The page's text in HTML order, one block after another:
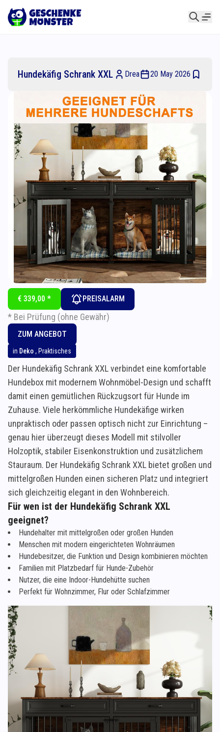
Hundekäfig Schrank XXL Drea 20 May 2026
€ 339,00 * PREISALARM
* Bei Prüfung (ohne Gewähr)
ZUM ANGEBOT
in Deko , Praktisches
Der Hundekäfig Schrank XXL verbindet eine komfortable
Hundebox mit modernem Wohnmöbel-Design und schafft
damit einen gemütlichen Rückzugsort für Hunde im
Zuhause. Viele herkömmliche Hundekäfige wirken
unpraktisch oder passen optisch nicht zur Einrichtung –
genau hier überzeugt dieses Modell mit stilvoller
Holzoptik, stabiler Eisenkonstruktion und zusätzlichem
Stauraum. Der Hundekäfig Schrank XXL bietet großen und
mittelgroßen Hunden einen sicheren Platz und integriert
sich gleichzeitig elegant in den Wohnbereich.
Für wen ist der Hundekäfig Schrank XXL
geeignet?
Hundehalter mit mittelgroßen oder großen Hunden
Menschen mit modern eingerichteten Wohnräumen
Hundebesitzer, die Funktion und Design kombinieren möchten
Familien mit Platzbedarf für Hunde-Zubehör
Nutzer, die eine Indoor-Hundehütte suchen
Perfekt für Wohnzimmer, Flur oder Schlafzimmer